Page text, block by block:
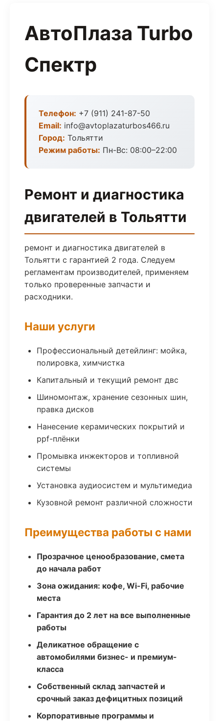
АвтоПлаза Turbo
Спектр
Телефон: +7 (911) 241-87-50
Email: info@avtoplazaturbos466.ru
Город: Тольятти
Режим работы: Пн-Вс: 08:00–22:00
Ремонт и диагностика
двигателей в Тольятти
ремонт и диагностика двигателей в
Тольятти с гарантией 2 года. Следуем
регламентам производителей, применяем
только проверенные запчасти и
расходники.
Наши услуги
Профессиональный детейлинг: мойка,
полировка, химчистка
Капитальный и текущий ремонт двс
Шиномонтаж, хранение сезонных шин,
правка дисков
Нанесение керамических покрытий и
ppf-плёнки
Промывка инжекторов и топливной
системы
Установка аудиосистем и мультимедиа
Кузовной ремонт различной сложности
Преимущества работы с нами
Прозрачное ценообразование, смета
до начала работ
Зона ожидания: кофе, Wi-Fi, рабочие
места
Гарантия до 2 лет на все выполненные
работы
Деликатное обращение с
автомобилями бизнес- и премиум-
класса
Собственный склад запчастей и
срочный заказ дефицитных позиций
Корпоративные программы и